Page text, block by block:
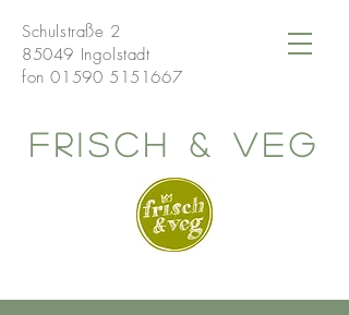
Schulstraße 2
85049 Ingolstadt
fon01590 5151667
frisch & veg